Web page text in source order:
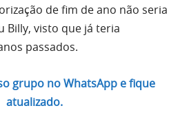
de fim de ano não seria
Billy, visto que já teria
passados.
grupo no WhatsApp e fique
atualizado.